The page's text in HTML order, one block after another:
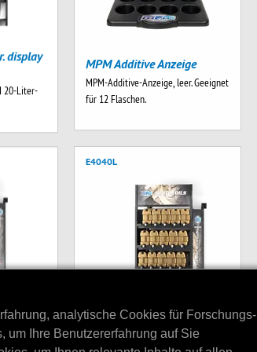
analytische Cookies für Forschungs-
um Ihre Benutzererfahrung auf Sie
display
20-Liter-
MPM Additive Anzeige
MPM-Additive-Anzeige, leer. Geeignet
für 12 Flaschen.
ltr
Car
E4040L
MPM-DISPLAY KOMPLETT
15X 20